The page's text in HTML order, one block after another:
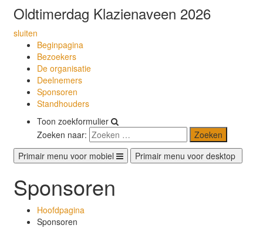
Oldtimerdag Klazienaveen 2026
sluiten
Beginpagina
Bezoekers
De organisatie
Deelnemers
Sponsoren
Standhouders
Toon zoekformulier
Zoeken naar:
Primair menu voor mobiel
Primair menu voor desktop
Sponsoren
Hoofdpagina
Sponsoren